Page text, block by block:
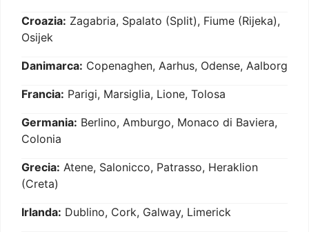
Croazia: Zagabria, Spalato (Split), Fiume (Rijeka),
Osijek
Danimarca: Copenaghen, Aarhus, Odense, Aalborg
Francia: Parigi, Marsiglia, Lione, Tolosa
Germania: Berlino, Amburgo, Monaco di Baviera,
Colonia
Grecia: Atene, Salonicco, Patrasso, Heraklion
(Creta)
Irlanda: Dublino, Cork, Galway, Limerick